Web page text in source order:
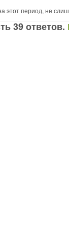
период, не
39 ответов.